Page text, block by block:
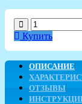
Купить
ОПИСАНИЕ
ОТЗЫВЫ